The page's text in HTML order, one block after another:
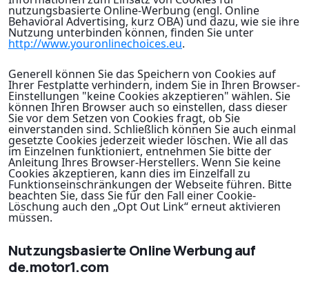
nutzungsbasierte Online-Werbung (engl. Online
Behavioral Advertising, kurz OBA) und dazu, wie sie ihre
Nutzung unterbinden können, finden Sie unter
http://www.youronlinechoices.eu.
Generell können Sie das Speichern von Cookies auf
Ihrer Festplatte verhindern, indem Sie in Ihren Browser-
Einstellungen "keine Cookies akzeptieren" wählen. Sie
können Ihren Browser auch so einstellen, dass dieser
Sie vor dem Setzen von Cookies fragt, ob Sie
einverstanden sind. Schließlich können Sie auch einmal
gesetzte Cookies jederzeit wieder löschen. Wie all das
im Einzelnen funktioniert, entnehmen Sie bitte der
Anleitung Ihres Browser-Herstellers. Wenn Sie keine
Cookies akzeptieren, kann dies im Einzelfall zu
Funktionseinschränkungen der Webseite führen. Bitte
beachten Sie, dass Sie für den Fall einer Cookie-
Löschung auch den „Opt Out Link“ erneut aktivieren
müssen.
Nutzungsbasierte Online Werbung auf
de.motor1.com